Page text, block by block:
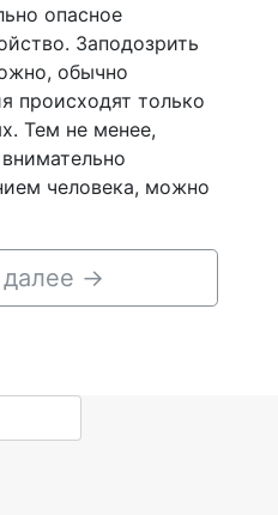
опасное
Заподозрить
обычно
происходят только
Тем не менее,
человека, можно
→